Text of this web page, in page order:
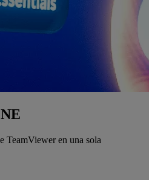
TeamViewer en una sola